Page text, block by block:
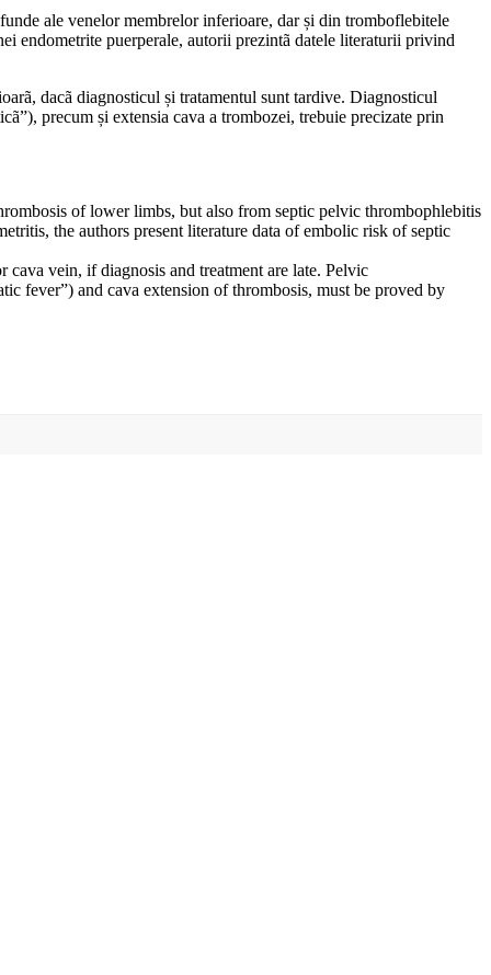
ale venelor membrelor inferioare, dar și din tromboflebitele
endometrite puerperale, autorii prezintã datele literaturii privind
dacã diagnosticul și tratamentul sunt tardive. Diagnosticul
precum și extensia cava a trombozei, trebuie precizate prin
of lower limbs, but also from septic pelvic thrombophlebitis
the authors present literature data of embolic risk of septic
vein, if diagnosis and treatment are late. Pelvic
fever”) and cava extension of thrombosis, must be proved by